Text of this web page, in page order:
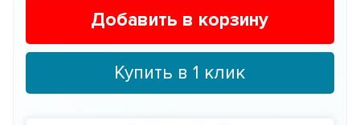
Добавить в корзину
Купить в 1 клик